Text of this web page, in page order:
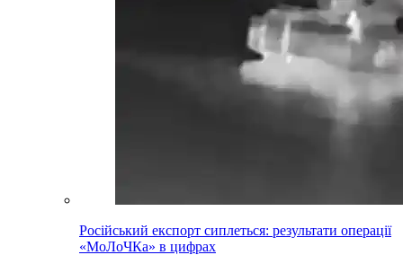
Російський експорт сиплеться: результати операції
«МоЛоЧКа» в цифрах